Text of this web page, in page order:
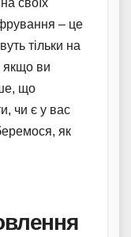
своїх
– це
тільки на
якщо ви
що
чи є у вас
як